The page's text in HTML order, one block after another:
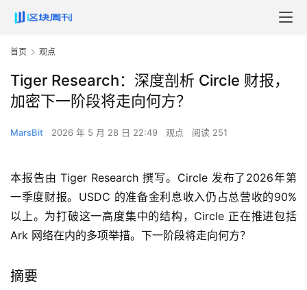
首页 观点
Tiger Research：深度剖析 Circle 财报，
加密下一阶段将走向何方？
MarsBit 2026 年 5 月 28 日 22:49 观点 阅读 251
本报告由 Tiger Research 撰写。Circle 发布了2026年第
一季度财报。USDC 的准备金利息收入仍占总营收的90%
以上。为打破这一高度集中的结构，Circle 正在推进包括
Ark 网络在内的多项举措。下一阶段将走向何方？
摘要